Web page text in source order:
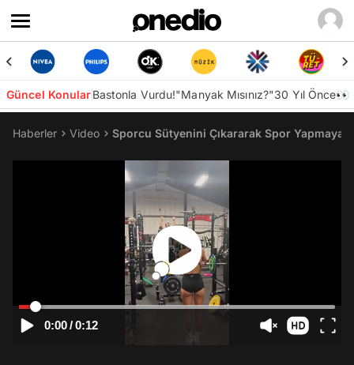
Güncel KonularBastonla Vurdu!"Manyak Mısınız?"30 Yıl Önce👀
Haberler Video Sporcu Sütyenini Çıkararak Spor Yapmaya
0:00/0:12